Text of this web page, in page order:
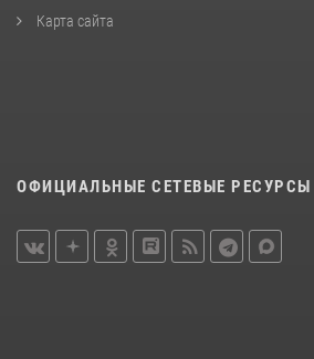
Карта сайта
ОФИЦИАЛЬНЫЕ СЕТЕВЫЕ РЕСУРСЫ